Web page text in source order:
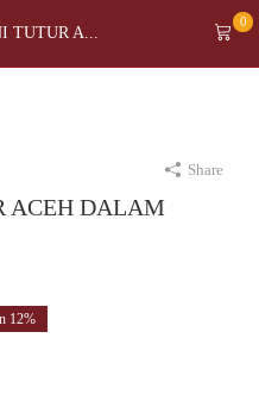
TUTUR A...
0
ACEH DALAM
12%
Share